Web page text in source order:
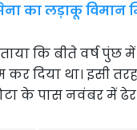
का लड़ाकू विमान
कि बीते वर्ष
कर दिया था। इसी
के पास नवंबर में ढेर